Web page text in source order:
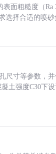
面粗糙度（Ra
选择合适的喷砂
尺寸等参数，
土强度C30下